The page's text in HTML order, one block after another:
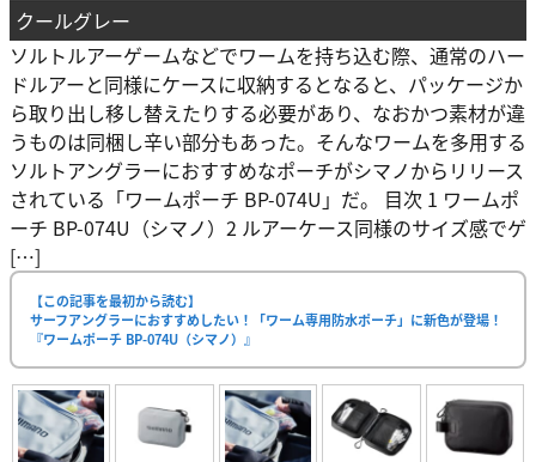
クールグレー
ソルトルアーゲームなどでワームを持ち込む際、通常のハー
ドルアーと同様にケースに収納するとなると、パッケージか
ら取り出し移し替えたりする必要があり、なおかつ素材が違
うものは同梱し辛い部分もあった。そんなワームを多用する
ソルトアングラーにおすすめなポーチがシマノからリリース
されている「ワームポーチ BP-074U」だ。 目次 1 ワームポ
ーチ BP-074U（シマノ）2 ルアーケース同様のサイズ感でゲ
[…]
【この記事を最初から読む】
サーフアングラーにおすすめしたい！「ワーム専用防水ポーチ」に新色が登場！
『ワームポーチ BP-074U（シマノ）』